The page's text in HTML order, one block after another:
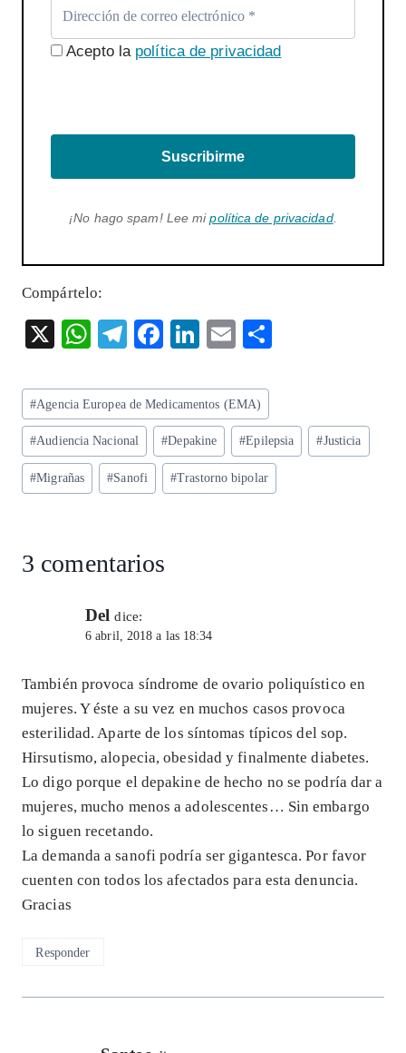
Acepto la política de privacidad
Suscribirme
¡No hago spam! Lee mipolítica de privacidad.
Compártelo:
X
W
ts
A
p
T
eg
ra
m
F
eb
o
o
k
Li
ke
dI
n
E
ai
l
Etiquetas
de
la
entrada:
#Agencia Europea de Medicamentos (EMA)
#Audiencia Nacional #Depakine #Epilepsia #Justicia
#Migrañas #Sanofi #Trastorno bipolar
3 comentarios
Del dice:
6 abril, 2018 a las 18:34
También provoca síndrome de ovario poliquístico en
mujeres. Y éste a su vez en muchos casos provoca
esterilidad. Aparte de los síntomas típicos del sop.
Hirsutismo, alopecia, obesidad y finalmente diabetes.
Lo digo porque el depakine de hecho no se podría dar a
mujeres, mucho menos a adolescentes… Sin embargo
lo siguen recetando.
La demanda a sanofi podría ser gigantesca. Por favor
cuenten con todos los afectados para esta denuncia.
Gracias
Responder